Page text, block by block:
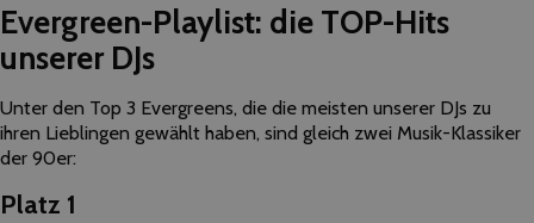
Evergreen-Playlist: die TOP-Hits
unserer DJs
Unter den Top 3 Evergreens, die die meisten unserer DJs zu
ihren Lieblingen gewählt haben, sind gleich zwei Musik-Klassiker
der 90er:
Platz 1